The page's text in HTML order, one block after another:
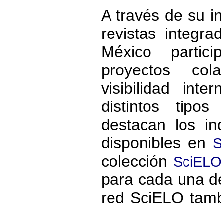
A través de su
revistas
México
proyectos
visibilidad
distintos
destacan los
disponibles en
colección
para cada una
red SciELO